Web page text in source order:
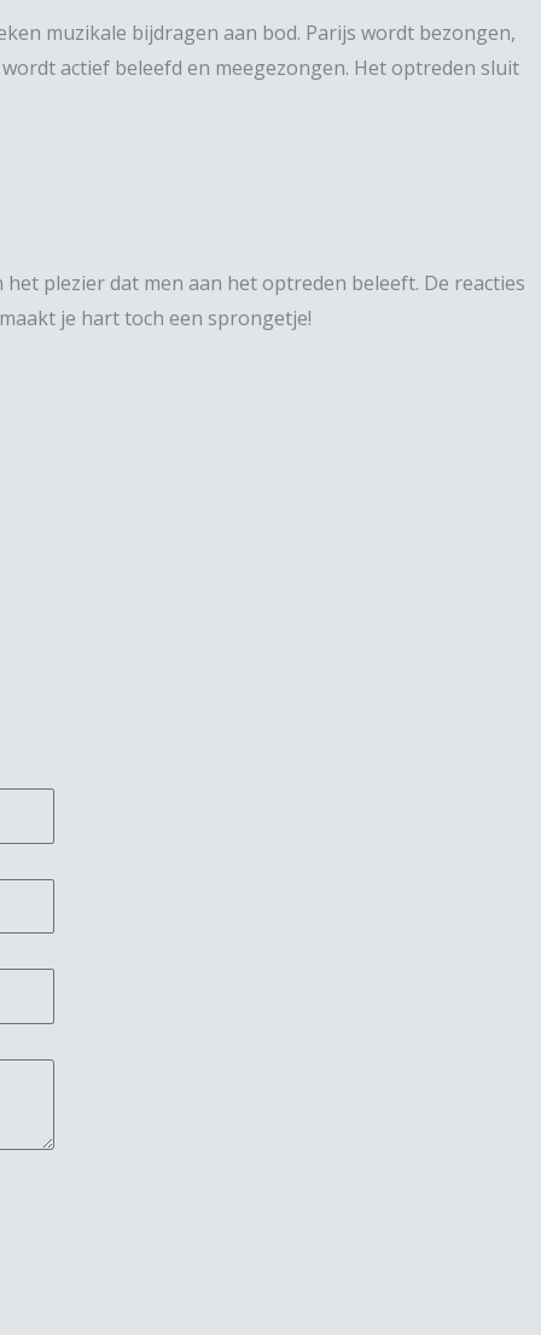
muzikale bijdragen aan bod. Parijs wordt bezongen,
actief beleefd en meegezongen. Het optreden sluit
plezier dat men aan het optreden beleeft. De reacties
je hart toch een sprongetje!